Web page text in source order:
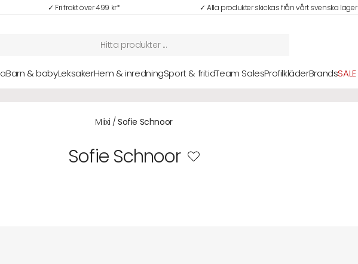
✓ Fri frakt över 499 kr* ✓ Alla produkter skickas från vårt svenska lager
Barn & babyLeksakerHem & inredningSport & fritidTeam SalesProfilkläderBrandsSALE
Miixi / Sofie Schnoor
Sofie Schnoor